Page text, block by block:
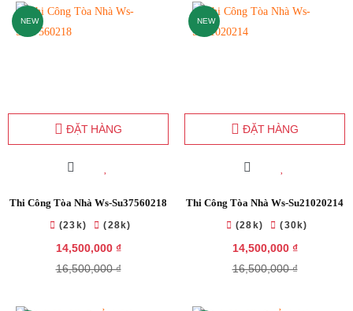
NEW
ĐẶT HÀNG
Thi Công Tòa Nhà Ws-Su37560218
(23k) (28k)
14,500,000 ₫
16,500,000 ₫
NEW
ĐẶT HÀNG
Thi Công Tòa Nhà Ws-Su21020214
(28k) (30k)
14,500,000 ₫
16,500,000 ₫